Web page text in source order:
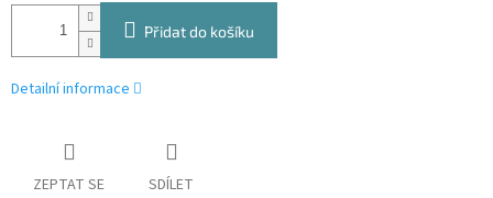
Přidat do košíku
Detailní informace
ZEPTAT SE SDÍLET